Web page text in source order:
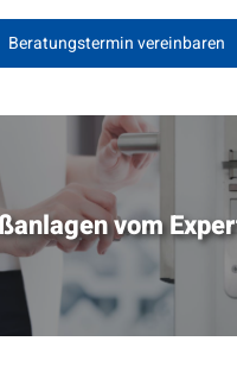
Beratungstermin vereinbaren
vom